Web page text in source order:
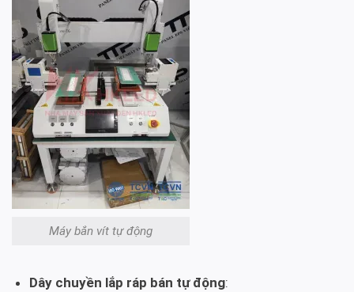
Máy bắn vít tự động
Dây chuyền lắp ráp bán tự động: